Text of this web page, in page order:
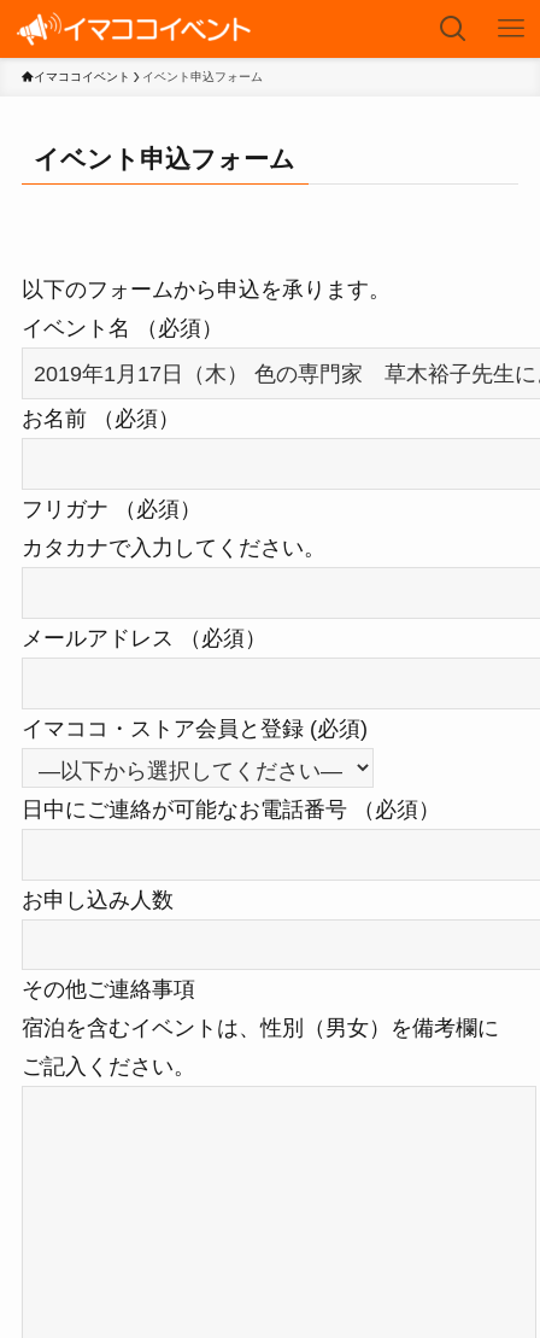
イマココイベント イベント申込フォーム
イベント申込フォーム
以下のフォームから申込を承ります。
イベント名
（必須）
お名前 （必須）
フリガナ
（必須）
カタカナで入力してください。
メールアドレス （必須）
イマココ・ストア会員と登録 (必須)
日中にご連絡が可能なお電話番号 （必須）
お申し込み人数
その他ご連絡事項
宿泊を含むイベントは、性別（男女）を備考欄に
ご記入ください。